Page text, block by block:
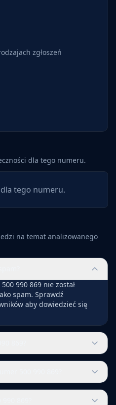
zgłoszeń
dla tego numeru.
dla tego numeru.
na temat analizowanego
990 869 nie został
spam. Sprawdź
aby dowiedzieć się